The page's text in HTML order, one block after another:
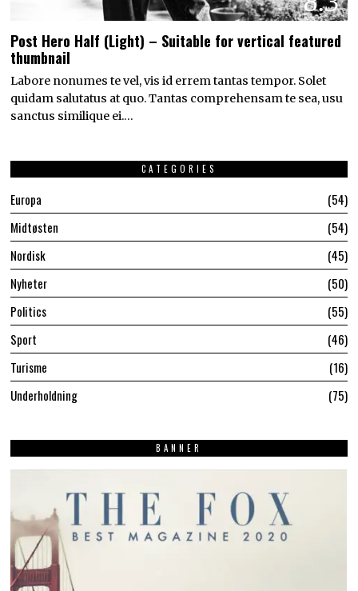
Post Hero Half (Light) – Suitable for vertical featured
thumbnail
Labore nonumes te vel, vis id errem tantas tempor. Solet
quidam salutatus at quo. Tantas comprehensam te sea, usu
sanctus similique ei.…
CATEGORIES
Europa
54
Midtøsten
54
Nordisk
45
Nyheter
50
Politics
55
Sport
46
Turisme
16
Underholdning
75
BANNER